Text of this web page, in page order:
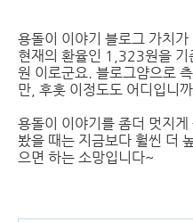
용돌이 이야기 블로그 가치
현재의 환율인 1,323원을
원 이로군요. 블로그얌으로
만, 후훗 이정도도 어디입니
용돌이 이야기를 좀더 멋지
봤을 때는 지금보다 훨씬 더
으면 하는 소망입니다~